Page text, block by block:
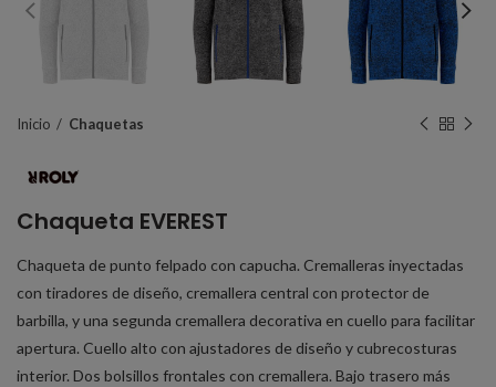
Inicio Chaquetas
Chaqueta EVEREST
Chaqueta de punto felpado con capucha. Cremalleras inyectadas
con tiradores de diseño, cremallera central con protector de
barbilla, y una segunda cremallera decorativa en cuello para facilitar
apertura. Cuello alto con ajustadores de diseño y cubrecosturas
interior. Dos bolsillos frontales con cremallera. Bajo trasero más